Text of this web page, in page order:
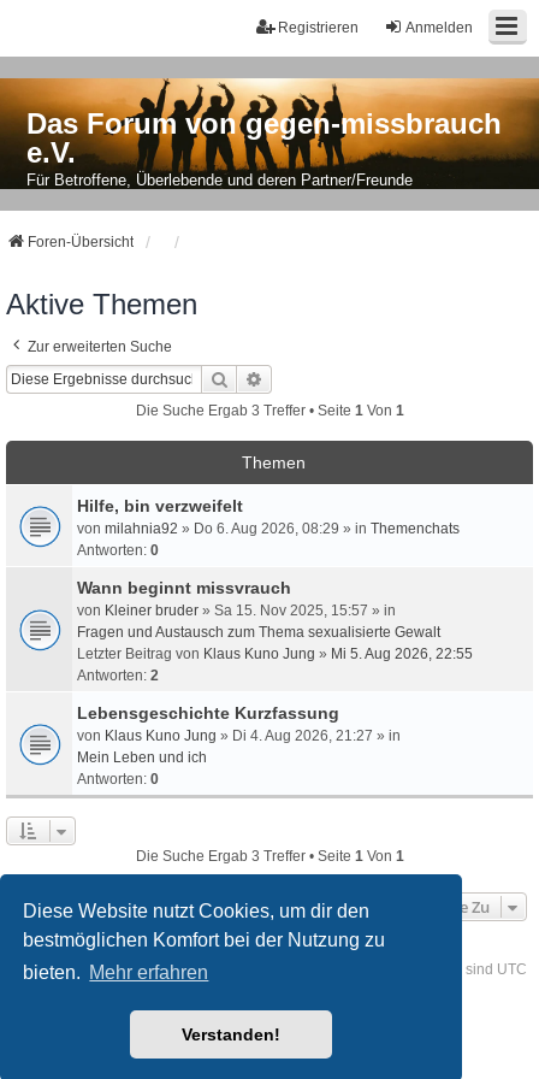
Diese Website nutzt Cookies, um dir den
bestmöglichen Komfort bei der Nutzung zu
bieten. Mehr erfahren
Verstanden!
Anmelden
Registrieren
Das Forum von gegen-missbrauch
e.V.
Für Betroffene, Überlebende und deren Partner/Freunde
Foren-Übersicht
Aktive Themen
Zur erweiterten Suche
Suche
Die Suche Ergab 3 Treffer • Seite 1 Von 1
Themen
Hilfe, bin verzweifelt
von milahnia92 » Do 6. Aug 2026, 08:29 » in Themenchats
Antworten: 0
Wann beginnt missvrauch
von Kleiner bruder » Sa 15. Nov 2025, 15:57 » in
Fragen und Austausch zum Thema sexualisierte Gewalt
Letzter Beitrag von Klaus Kuno Jung » Mi 5. Aug 2026, 22:55
Antworten: 2
Lebensgeschichte Kurzfassung
von Klaus Kuno Jung » Di 4. Aug 2026, 21:27 » in
Mein Leben und ich
Antworten: 0
Die Suche Ergab 3 Treffer • Seite 1 Von 1
Gehe Zu
Foren-Übersicht Kontakt Alle Zeiten sind UTC
® Forum Software © phpBB Limited
phpBB.de
created by INVENTEA & v12mike